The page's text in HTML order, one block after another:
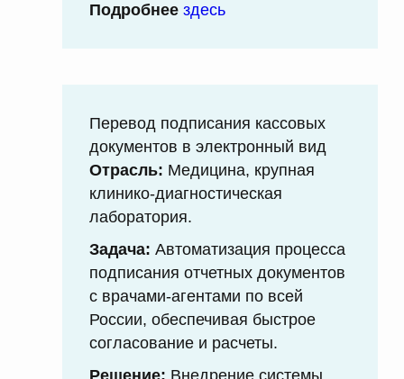
Подробнее здесь
Перевод подписания кассовых
документов в электронный вид
Отрасль: Медицина, крупная
клинико-диагностическая
лаборатория.
Задача: Автоматизация процесса
подписания отчетных документов
с врачами-агентами по всей
России, обеспечивая быстрое
согласование и расчеты.
Решение: Внедрение системы